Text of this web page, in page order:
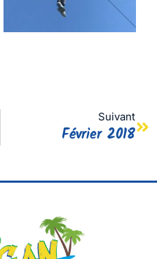
Suivant
Février 2018